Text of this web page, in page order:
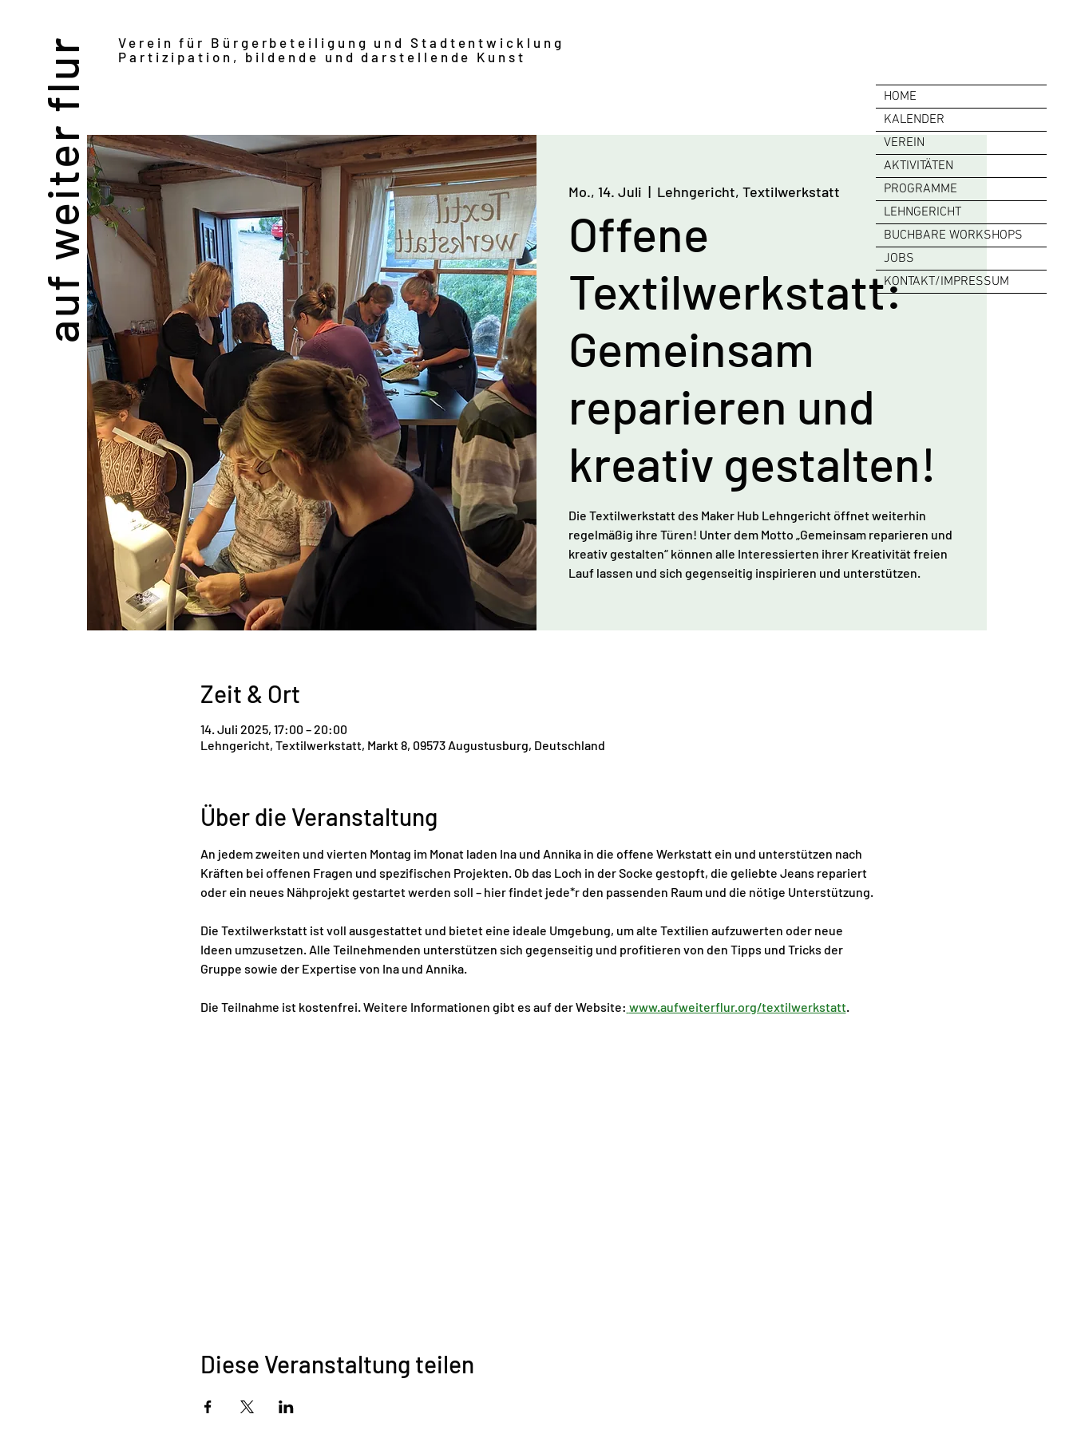
auf weiter flur
HOME
KALENDER
VEREIN
AKTIVITÄTEN
PROGRAMME
LEHNGERICHT
BUCHBARE WORKSHOPS
JOBS
KONTAKT/IMPRESSUM
Verein für Bürgerbeteiligung und Stadtentwicklung
Partizipation, bildende und darstellende Kunst
Mo., 14. Juli
  |
Lehngericht, Textilwerkstatt
Offene
Textilwerkstatt:
Gemeinsam
reparieren und
kreativ gestalten!
Die Textilwerkstatt des Maker Hub Lehngericht öffnet weiterhin
regelmäßig ihre Türen! Unter dem Motto „Gemeinsam reparieren und
kreativ gestalten“ können alle Interessierten ihrer Kreativität freien
Lauf lassen und sich gegenseitig inspirieren und unterstützen.
Zeit & Ort
14. Juli 2025, 17:00 – 20:00
Lehngericht, Textilwerkstatt, Markt 8, 09573 Augustusburg, Deutschland
Über die Veranstaltung
An jedem zweiten und vierten Montag im Monat laden Ina und Annika in die offene Werkstatt ein und unterstützen nach
Kräften bei offenen Fragen und spezifischen Projekten. Ob das Loch in der Socke gestopft, die geliebte Jeans repariert
oder ein neues Nähprojekt gestartet werden soll – hier findet jede*r den passenden Raum und die nötige Unterstützung.
Die Textilwerkstatt ist voll ausgestattet und bietet eine ideale Umgebung, um alte Textilien aufzuwerten oder neue
Ideen umzusetzen. Alle Teilnehmenden unterstützen sich gegenseitig und profitieren von den Tipps und Tricks der
Gruppe sowie der Expertise von Ina und Annika.
Die Teilnahme ist kostenfrei. Weitere Informationen gibt es auf der Website: www.aufweiterflur.org/textilwerkstatt.
Diese Veranstaltung teilen